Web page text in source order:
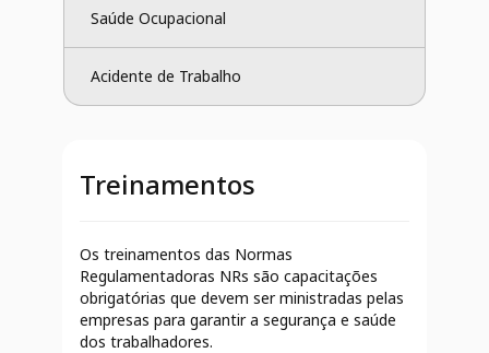
Saúde Ocupacional
Acidente de Trabalho
Treinamentos
Os treinamentos das Normas
Regulamentadoras NRs são capacitações
obrigatórias que devem ser ministradas pelas
empresas para garantir a segurança e saúde
dos trabalhadores.